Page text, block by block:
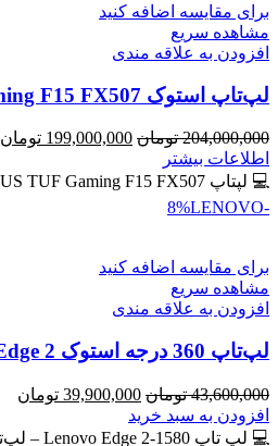
برای مقایسه اضافه کنید
مشاهده سریع
افزودن به علاقه مندی
لپ‌تاپ استوک ASUS TUF Gaming F15 FX507 رم 32، 512GB، گرافیک 8GB
204,000,000 تومان قیمت
204,000,000 تومان
199,000,000 تومان
اطلاعات بیشتر
💻 لپتاپ ASUS TUF Gaming F15 FX507 – نهایت قدرت برای بازی، طراحی و برنامه‌نویسی 🔖 کد محصول: #41134 💰
-8%
LENOVO
برای مقایسه اضافه کنید
مشاهده سریع
افزودن به علاقه مندی
لپ‌تاپ 360 درجه استوک Lenovo Edge 2 سی پیو Core i7-6500U | رم 8GB | حافظه SSD 256GB لمسی
43,600,000 تومان قیمت
اصلی
43,600,000 تومان
39,900,000 تومان
افزودن به سبد خرید
💻 لپ تاپ Lenovo Edge 2-1580 – لپ‌تاپ لمسی ۳۶۰ درجه، شیک و کاربردی 🔖 کد محصول: #41137 🎁 #ارسال_رایگان